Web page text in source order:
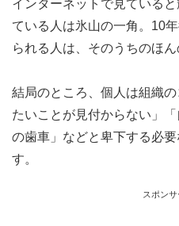
インターネットで見ている
ている人は氷山の一角。10
られる人は、そのうちのほん
結局のところ、個人は組織
たいことが見付からない」
の歯車」などと卑下する必
す。
スポンサ